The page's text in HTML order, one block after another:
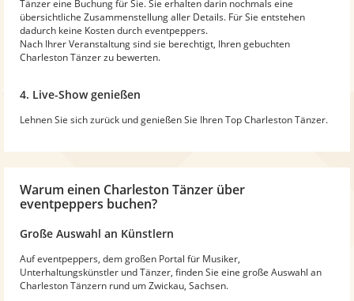
Tänzer eine Buchung für Sie. Sie erhalten darin nochmals eine
übersichtliche Zusammenstellung aller Details. Für Sie entstehen
dadurch keine Kosten durch eventpeppers.
Nach Ihrer Veranstaltung sind sie berechtigt, Ihren gebuchten
Charleston Tänzer zu bewerten.
4. Live-Show genießen
Lehnen Sie sich zurück und genießen Sie Ihren Top Charleston Tänzer.
Warum einen Charleston Tänzer über
eventpeppers buchen?
Große Auswahl an Künstlern
Auf eventpeppers, dem großen Portal für Musiker,
Unterhaltungskünstler und Tänzer, finden Sie eine große Auswahl an
Charleston Tänzern rund um Zwickau, Sachsen.